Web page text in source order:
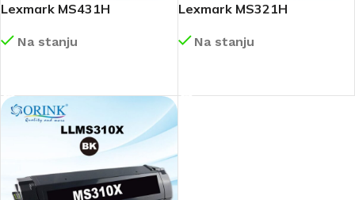
Lexmark MS431H
Na stanju
Lexmark MS321H
Na stanju